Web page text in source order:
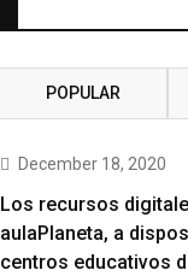
POPULAR
December 18, 2020
Los recursos
aulaPlaneta, a
centros educativos